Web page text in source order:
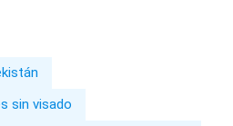
sin visado